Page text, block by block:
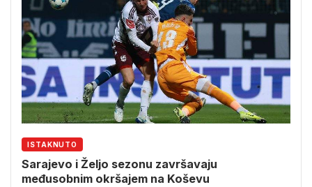
ISTAKNUTO
Sarajevo i Željo sezonu završavaju
međusobnim okršajem na Koševu